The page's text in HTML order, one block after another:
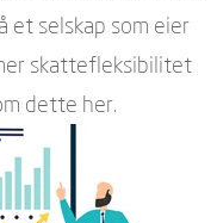
et selskap som eier
skattefleksibilitet
dette her.